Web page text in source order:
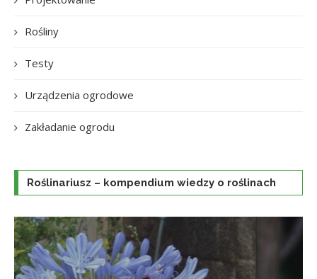
Rośliny
Testy
Urządzenia ogrodowe
Zakładanie ogrodu
Roślinariusz – kompendium wiedzy o roślinach